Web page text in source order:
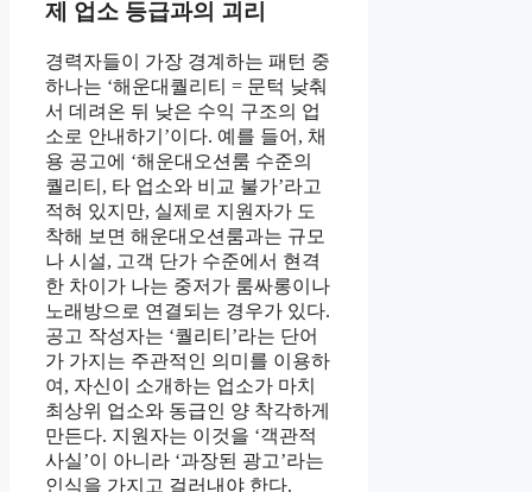
제 업소 등급과의 괴리
경력자들이 가장 경계하는 패턴 중
하나는 ‘해운대퀄리티 = 문턱 낮춰
서 데려온 뒤 낮은 수익 구조의 업
소로 안내하기’이다. 예를 들어, 채
용 공고에 ‘해운대오션룸 수준의
퀄리티, 타 업소와 비교 불가’라고
적혀 있지만, 실제로 지원자가 도
착해 보면 해운대오션룸과는 규모
나 시설, 고객 단가 수준에서 현격
한 차이가 나는 중저가 룸싸롱이나
노래방으로 연결되는 경우가 있다.
공고 작성자는 ‘퀄리티’라는 단어
가 가지는 주관적인 의미를 이용하
여, 자신이 소개하는 업소가 마치
최상위 업소와 동급인 양 착각하게
만든다. 지원자는 이것을 ‘객관적
사실’이 아니라 ‘과장된 광고’라는
인식을 가지고 걸러내야 한다.